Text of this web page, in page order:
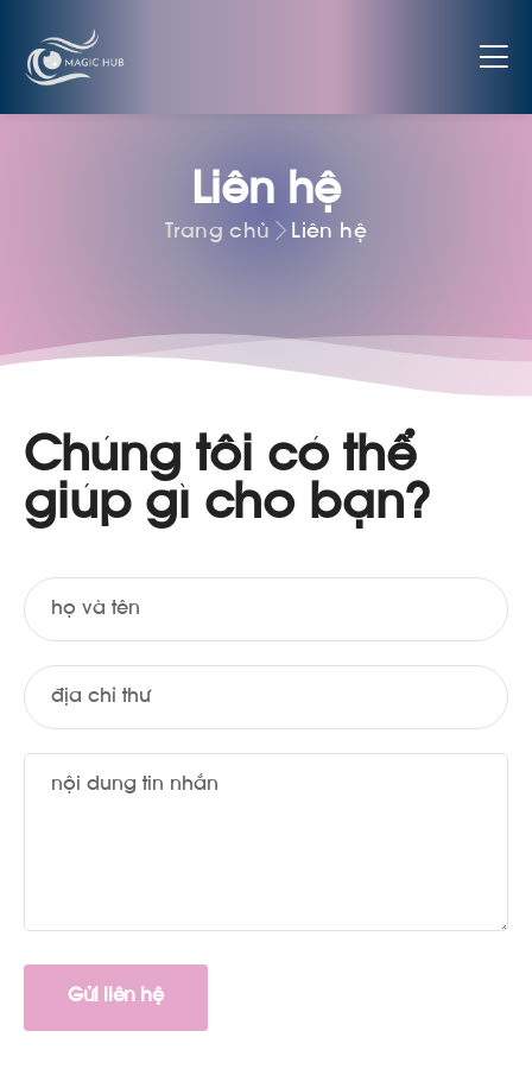
Liên hệ
Trang chủ Liên hệ
Chúng tôi có thể
giúp gì cho bạn?
Gửi liên hệ